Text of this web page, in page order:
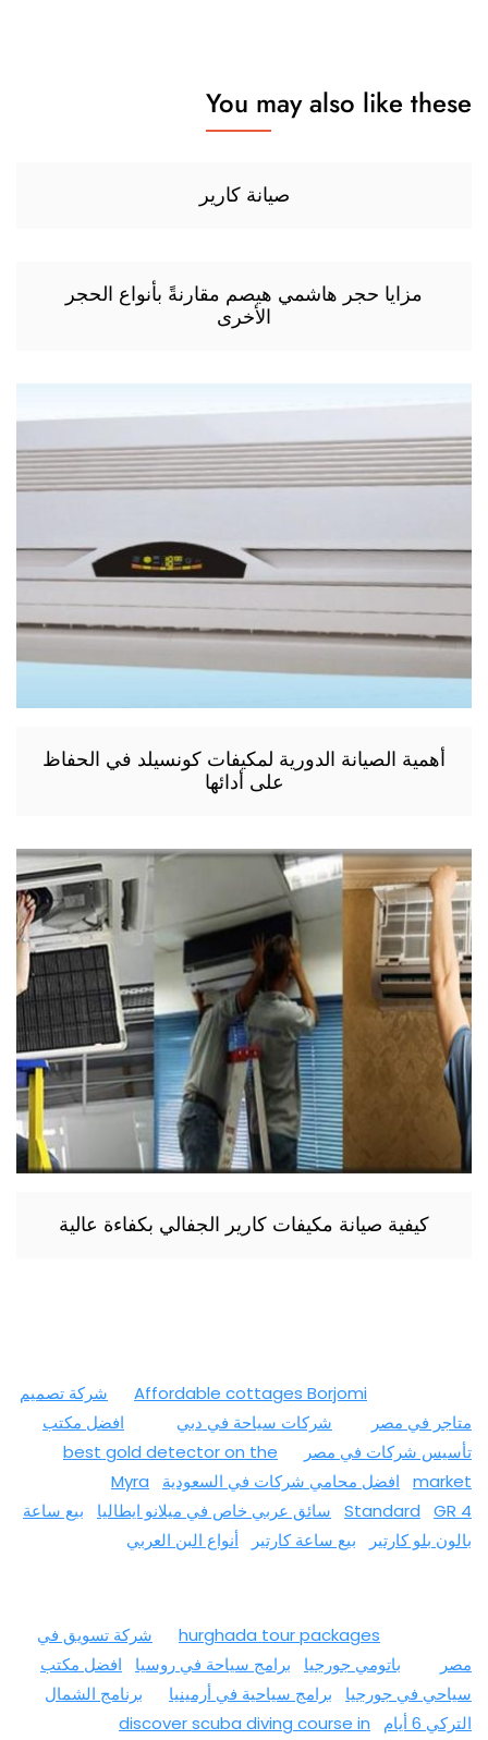
You may also like these
صيانة كارير
مزايا حجر هاشمي هيصم مقارنةً بأنواع الحجر
الأخرى
أهمية الصيانة الدورية لمكيفات كونسيلد في الحفاظ
على أدائها
كيفية صيانة مكيفات كارير الجفالي بكفاءة عالية
Affordable cottages Borjomi
شركة تصميم
متاجر في مصر
شركات سياحة في دبي
افضل مكتب
تأسيس شركات في مصر
best gold detector on the
market
افضل محامي شركات في السعودية
Myra
Standard
GR 4 سائق عربي خاص في ميلانو ايطاليا
بيع ساعة
بالون بلو كارتير
بيع ساعة كارتير أنواع البن العربي
hurghada tour packages
شركة تسويق في
مصر
باتومي جورجيا برامج سياحة في روسيا
افضل مكتب
سياحي في جورجيا
برامج سياحية في أرمينيا
برنامج الشمال
التركي 6 أيام
discover scuba diving course in